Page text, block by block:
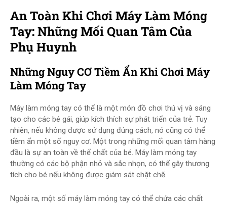
An Toàn Khi Chơi Máy Làm Móng
Tay: Những Mối Quan Tâm Của
Phụ Huynh
Những Nguy CƠ Tiềm Ẩn Khi Chơi Máy
Làm Móng Tay
Máy làm móng tay có thể là một món đồ chơi thú vị và sáng
tạo cho các bé gái, giúp kích thích sự phát triển của trẻ. Tuy
nhiên, nếu không được sử dụng đúng cách, nó cũng có thể
tiềm ẩn một số nguy cơ. Một trong những mối quan tâm hàng
đầu là sự an toàn về thể chất của bé. Máy làm móng tay
thường có các bộ phận nhỏ và sắc nhọn, có thể gây thương
tích cho bé nếu không được giám sát chặt chẽ.
Ngoài ra, một số máy làm móng tay có thể chứa các chất